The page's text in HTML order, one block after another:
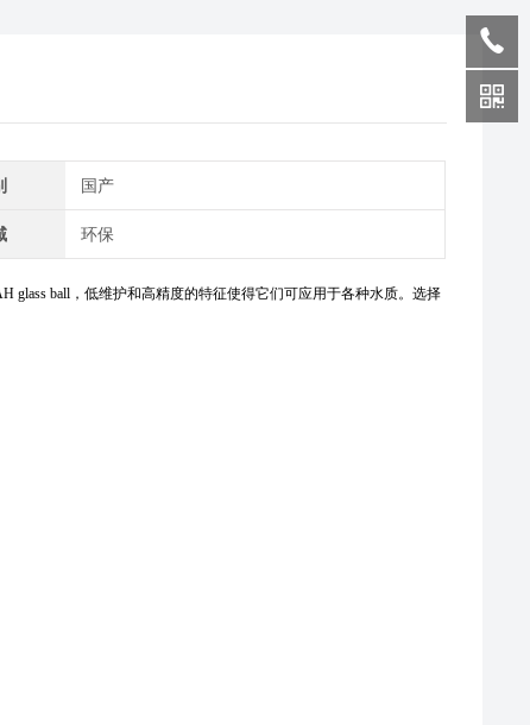
国产
环保
glass ball，低维护和高精度的特征使得它们可应用于各种水质。选择